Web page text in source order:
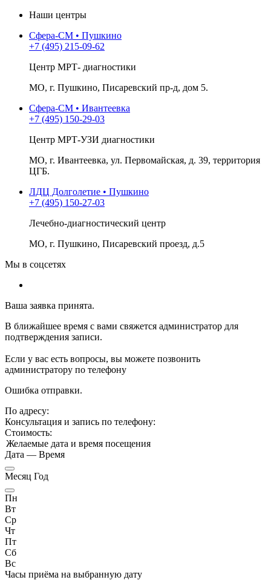
Наши центры
Сфера-СМ • Пушкино
+7 (495) 215-09-62
Центр МРТ- диагностики
МО, г. Пушкино, Писаревский пр-д, дом 5.
Сфера-СМ • Ивантеевка
+7 (495) 150-29-03
Центр МРТ-УЗИ диагностики
МО, г. Ивантеевка, ул. Первомайская, д. 39, территория
ЦГБ.
ЛДЦ Долголетие • Пушкино
+7 (495) 150-27-03
Лечебно-диагностический центр
МО, г. Пушкино, Писаревский проезд, д.5
Мы в соцсетях
Ваша заявка принята.
В ближайшее время с вами свяжется администратор для
подтверждения записи.
Если у вас есть вопросы, вы можете позвонить
администратору по телефону
Ошибка отправки.
По адресу:
Консультация и запись по телефону:
Стоимость:
Желаемые дата и время посещения
Дата — Время
Месяц Год
Пн
Вт
Ср
Чт
Пт
Сб
Вс
Часы приёма на выбранную дату